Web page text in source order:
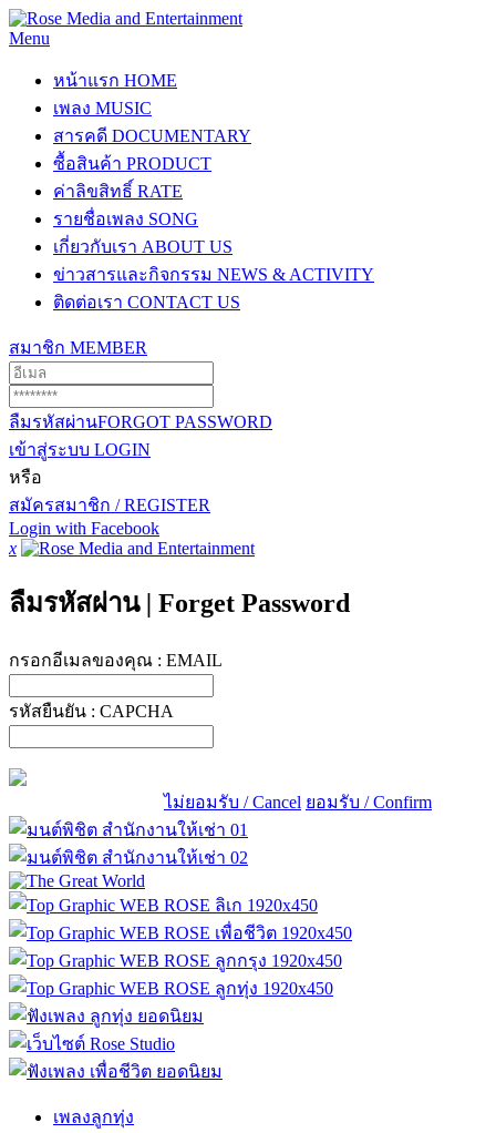
Menu
หน้าแรก HOME
เพลง MUSIC
สารคดี DOCUMENTARY
ซื้อสินค้า PRODUCT
ค่าลิขสิทธิ์ RATE
รายชื่อเพลง SONG
เกี่ยวกับเรา ABOUT US
ข่าวสารและกิจกรรม NEWS & ACTIVITY
ติดต่อเรา CONTACT US
สมาชิก MEMBER
ลืมรหัสผ่านFORGOT PASSWORD
เข้าสู่ระบบ LOGIN
หรือ
สมัครสมาชิก / REGISTER
Login with Facebook
x
ลืมรหัสผ่าน | Forget Password
กรอกอีเมลของคุณ : EMAIL
รหัสยืนยัน : CAPCHA
ไม่ยอมรับ / Cancel ยอมรับ / Confirm
เพลงลูกทุ่ง